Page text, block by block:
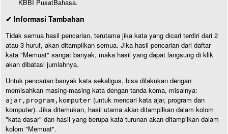
KBBI PusatBahasa.
✔ Informasi Tambahan
Tidak semua hasil pencarian, terutama jika kata yang dicari terdiri dari 2
atau 3 huruf, akan ditampilkan semua. Jika hasil pencarian dari daftar
kata "Memuat" sangat banyak, maka hasil yang dapat langsung di klik
akan dibatasi jumlahnya.
Untuk pencarian banyak kata sekaligus, bisa dilakukan dengan
memisahkan masing-masing kata dengan tanda koma, misalnya:
ajar,program,komputer (untuk mencari kata ajar, program dan
komputer). Jika ditemukan, hasil utama akan ditampilkan dalam kolom
"kata dasar" dan hasil yang berupa kata turunan akan ditampilkan dalam
kolom "Memuat".